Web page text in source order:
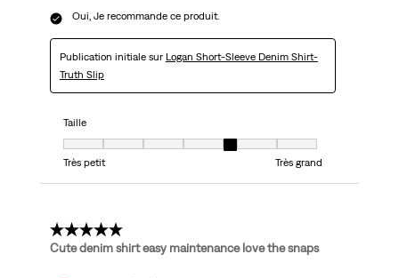
Oui, Je recommande ce produit.
Publication initiale sur Logan Short-Sleeve Denim Shirt-
Truth Slip
Taille
Taille, 5 sur 7, où 1 est égal à Très petit et 7 est égal à Très grand
Très petit
Très grand
5 étoile(s) sur 5.
Cute denim shirt easy maintenance love the snaps